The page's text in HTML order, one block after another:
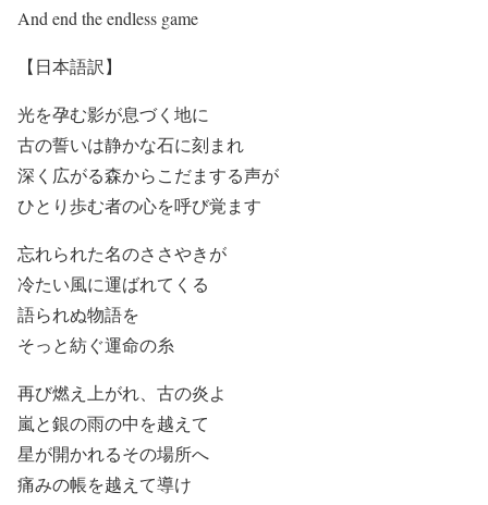
And end the endless game
【日本語訳】
光を孕む影が息づく地に
古の誓いは静かな石に刻まれ
深く広がる森からこだまする声が
ひとり歩む者の心を呼び覚ます
忘れられた名のささやきが
冷たい風に運ばれてくる
語られぬ物語を
そっと紡ぐ運命の糸
再び燃え上がれ、古の炎よ
嵐と銀の雨の中を越えて
星が開かれるその場所へ
痛みの帳を越えて導け